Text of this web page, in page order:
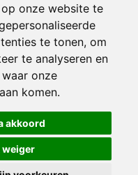
onze website te
te tonen, om
te analyseren en
onze
komen.
akkoord
weiger